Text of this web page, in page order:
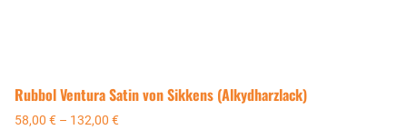
Rubbol Ventura Satin von Sikkens (Alkydharzlack)
58,00 € – 132,00 €